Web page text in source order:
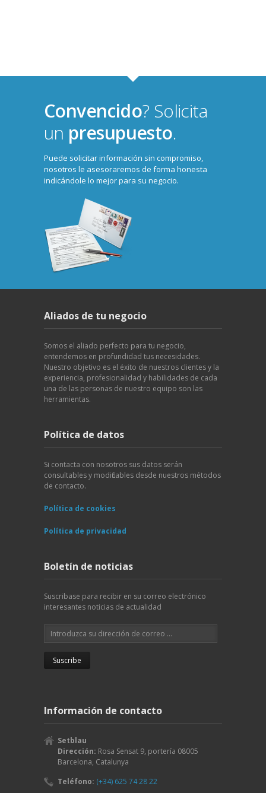
Convencido? Solicita
un presupuesto.
Puede solicitar información sin compromiso,
nosotros le asesoraremos de forma honesta
indicándole lo mejor para su negocio.
Aliados de tu negocio
Somos el aliado perfecto para tu negocio,
entendemos en profundidad tus necesidades.
Nuestro objetivo es el éxito de nuestros clientes y la
experiencia, profesionalidad y habilidades de cada
una de las personas de nuestro equipo son las
herramientas.
Política de datos
Si contacta con nosotros sus datos serán
consultables y modificables desde nuestros métodos
de contacto.
Política de cookies
Política de privacidad
Boletín de noticias
Suscribase para recibir en su correo electrónico
interesantes noticias de actualidad
Información de contacto
Setblau
Dirección: Rosa Sensat 9, portería 08005
Barcelona, Catalunya
Teléfono: (+34) 625 74 28 22